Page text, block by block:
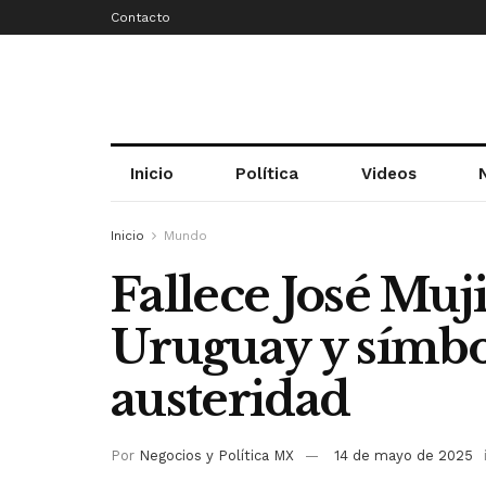
Contacto
Inicio Política Videos
Inicio Mundo
Fallece José
Uruguay y
austeridad
Por Negocios y Política MX 14 de mayo de 2025